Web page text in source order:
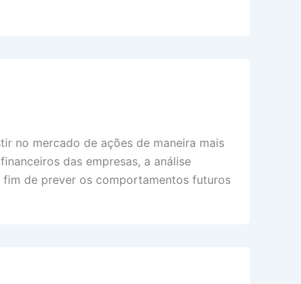
no mercado de ações de maneira mais
das empresas, a análise
de prever os comportamentos futuros